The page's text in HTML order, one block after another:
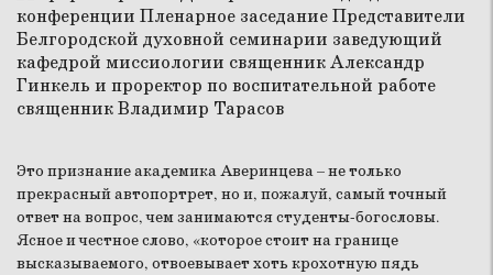
Это признание академика Аверинцева – не только
прекрасный автопортрет, но и, пожалуй, самый точный
ответ на вопрос, чем занимаются студенты-богословы.
Ясное и честное слово, «которое стоит на границе
высказываемого, отвоевывает хоть крохотную пядь